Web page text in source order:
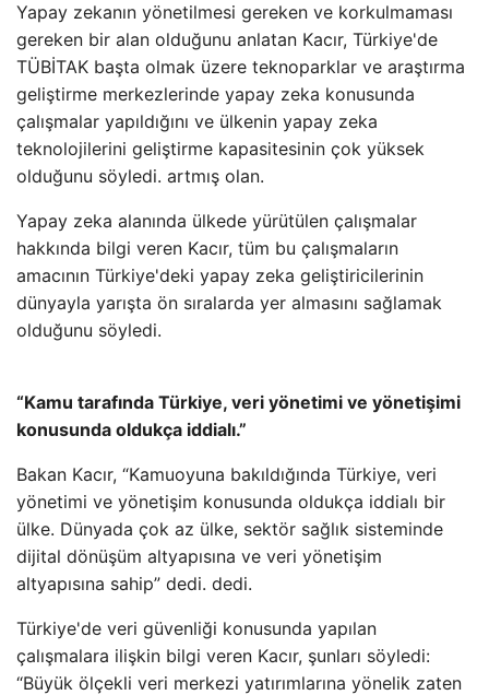
Yapay zekanın yönetilmesi gereken ve korkulmaması
gereken bir alan olduğunu anlatan Kacır, Türkiye'de
TÜBİTAK başta olmak üzere teknoparklar ve araştırma
geliştirme merkezlerinde yapay zeka konusunda
çalışmalar yapıldığını ve ülkenin yapay zeka
teknolojilerini geliştirme kapasitesinin çok yüksek
olduğunu söyledi. artmış olan.
Yapay zeka alanında ülkede yürütülen çalışmalar
hakkında bilgi veren Kacır, tüm bu çalışmaların
amacının Türkiye'deki yapay zeka geliştiricilerinin
dünyayla yarışta ön sıralarda yer almasını sağlamak
olduğunu söyledi.
“Kamu tarafında Türkiye, veri yönetimi ve yönetişimi
konusunda oldukça iddialı.”
Bakan Kacır, “Kamuoyuna bakıldığında Türkiye, veri
yönetimi ve yönetişim konusunda oldukça iddialı bir
ülke. Dünyada çok az ülke, sektör sağlık sisteminde
dijital dönüşüm altyapısına ve veri yönetişim
altyapısına sahip” dedi. dedi.
Türkiye'de veri güvenliği konusunda yapılan
çalışmalara ilişkin bilgi veren Kacır, şunları söyledi:
“Büyük ölçekli veri merkezi yatırımlarına yönelik zaten